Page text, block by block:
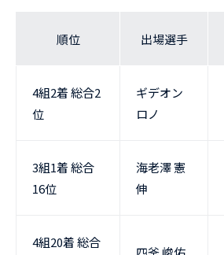
順位 出場選手
4組2着 総合2
位
ギデオン
ロノ
3組1着 総合
16位
海老澤 憲
伸
4組20着 総合